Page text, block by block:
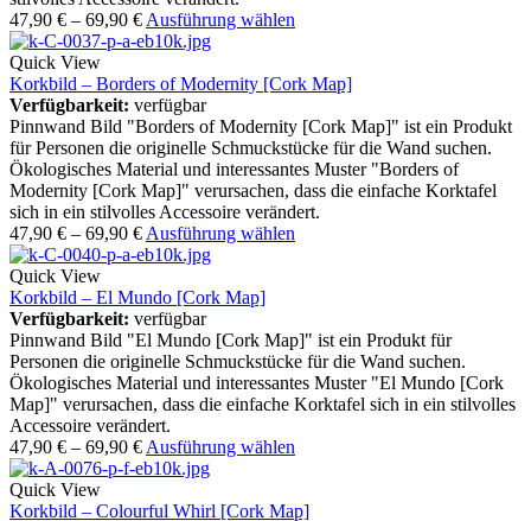
47,90 € – 69,90 € Ausführung wählen
Quick View
Korkbild – Borders of Modernity [Cork Map]
Verfügbarkeit: verfügbar
Pinnwand Bild "Borders of Modernity [Cork Map]" ist ein Produkt
für Personen die originelle Schmuckstücke für die Wand suchen.
Ökologisches Material und interessantes Muster "Borders of
Modernity [Cork Map]" verursachen, dass die einfache Korktafel
sich in ein stilvolles Accessoire verändert.
47,90 € – 69,90 € Ausführung wählen
Quick View
Korkbild – El Mundo [Cork Map]
Verfügbarkeit: verfügbar
Pinnwand Bild "El Mundo [Cork Map]" ist ein Produkt für
Personen die originelle Schmuckstücke für die Wand suchen.
Ökologisches Material und interessantes Muster "El Mundo [Cork
Map]" verursachen, dass die einfache Korktafel sich in ein stilvolles
Accessoire verändert.
47,90 € – 69,90 € Ausführung wählen
Quick View
Korkbild – Colourful Whirl [Cork Map]